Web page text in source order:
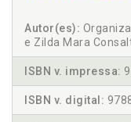
Autor(es):
e Zilda Mara
ISBN v. impressa:
ISBN v. digital: